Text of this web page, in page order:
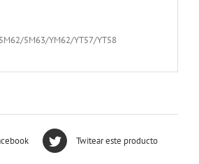
5M63/YM62/YT57/YT58
Twitear este producto